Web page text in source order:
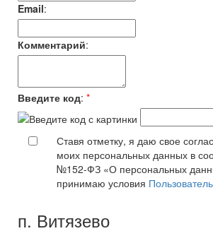
Email:
Комментарий:
Введите код: *
Ставя отметку, я даю свое
моих персональных данных в
№152-ФЗ «О персональных
принимаю условия
п. Витязево